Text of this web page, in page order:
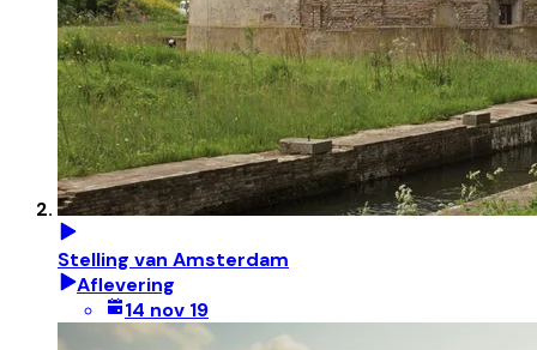
Stelling van Amsterdam
Aflevering
14 nov 19